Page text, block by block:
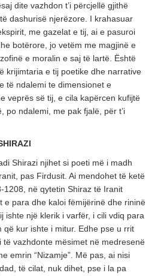
dite vazhdon t’i përcjellë gjithë
dashurisë njerëzore. I krahasuar
me gazelat e tij, ai e pasuroi
botërore, jo vetëm me magjinë e
e moralin e saj të lartë. Është
krijimtaria e tij poetike dhe narrative
të ndalemi te dimensionet e
veprës së tij, e cila kapërcen kufijtë
po ndalemi, me pak fjalë, për t’i
Shirazi njihet si poeti më i madh
pas Firdusit. Ai mendohet të ketë
1208, në qytetin Shiraz të Iranit
e para dhe kaloi fëmijërinë dhe rininë
ishte një klerik i varfër, i cili vdiq para
që kur ishte i mitur. Edhe pse u rrit
të vazhdonte mësimet në medresenë
emrin “Nizamje”. Më pas, ai nisi
të cilat, nuk dihet, pse i la pa